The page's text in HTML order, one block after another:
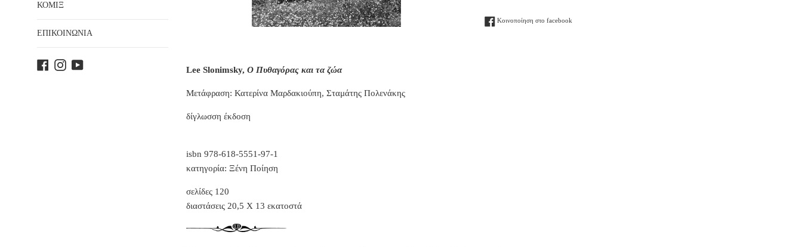
ΚΟΜΙΞ
ΕΠΙΚΟΙΝΩΝΙΑ
Facebook
InstagramYouTube
Κοινοποίηση στο facebook
Lee Slonimsky, Ο Πυθαγόρας και τα ζώα
Μετάφραση: Κατερίνα Μαρδακιούπη, Σταμάτης Πολενάκης
δίγλωσση έκδοση
isbn 978-618-5551-97-1
κατηγορία: Ξένη Ποίηση
σελίδες 120
διαστάσεις 20,5 Χ 13 εκατοστά